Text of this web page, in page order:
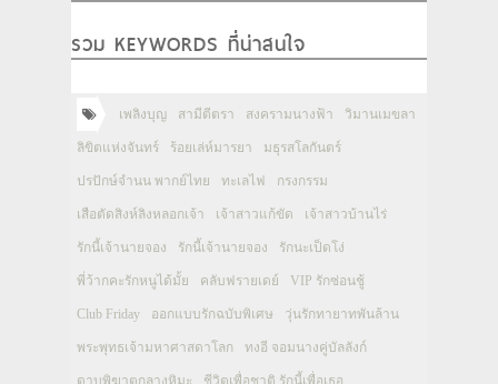
รวม KEYWORDS ที่น่าสนใจ
เพลิงบุญ สามีตีตรา สงครามนางฟ้า วิมานเมขลา
ลิขิตแห่งจันทร์ ร้อยเล่ห์มารยา มธุรสโลกันตร์
ปรปักษ์จำนน พากย์ไทย ทะเลไฟ กรงกรรม
เสือตัดสิงห์ลิงหลอกเจ้า เจ้าสาวแก้ขัด เจ้าสาวบ้านไร่
รักนี้เจ้านายจอง รักนี้เจ้านายจอง รักนะเป็ดโง่
พี่ว้ากคะรักหนูได้มั้ย คลับฟรายเดย์ VIP รักซ่อนชู้
Club Friday ออกแบบรักฉบับพิเศษ วุ่นรักทายาทพันล้าน
พระพุทธเจ้ามหาศาสดาโลก ทงอี จอมนางคู่บัลลังก์
ดาบพิฆาตกลางหิมะ ชีวิตเพื่อชาติ รักนี้เพื่อเธอ